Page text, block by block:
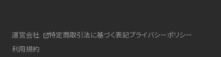
運営会社 特定商取引法に基づく表記プライバシーポリシー
利用規約